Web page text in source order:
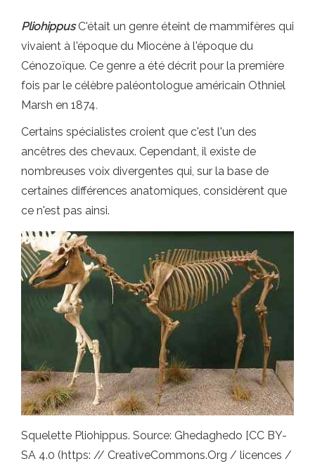
PliohippusC'était un genre éteint de mammifères qui
vivaient à l'époque du Miocène à l'époque du
Cénozoïque. Ce genre a été décrit pour la première
fois par le célèbre paléontologue américain Othniel
Marsh en 1874.
Certains spécialistes croient que c'est l'un des
ancêtres des chevaux. Cependant, il existe de
nombreuses voix divergentes qui, sur la base de
certaines différences anatomiques, considèrent que
ce n'est pas ainsi.
Squelette Pliohippus. Source: Ghedaghedo [CC BY-
SA 4.0 (https: // CreativeCommons.Org / licences /